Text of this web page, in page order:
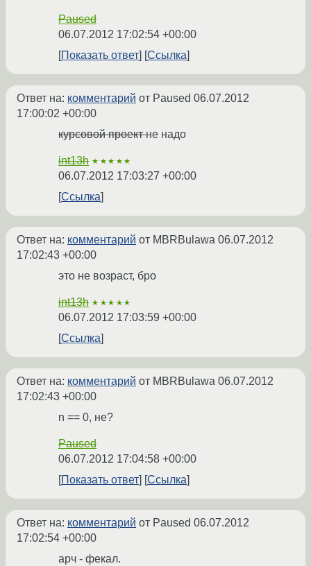
Paused
06.07.2012 17:02:54 +00:00
Показать ответ
Ссылка
Ответ на: комментарий от Paused 06.07.2012
17:00:02 +00:00
курсовой проектне надо
int13h ★★★★★
06.07.2012 17:03:27 +00:00
Ссылка
Ответ на: комментарий от MBRBulawa 06.07.2012
17:02:43 +00:00
это не возраст, бро
int13h ★★★★★
06.07.2012 17:03:59 +00:00
Ссылка
Ответ на: комментарий от MBRBulawa 06.07.2012
17:02:43 +00:00
n == 0, не?
Paused
06.07.2012 17:04:58 +00:00
Показать ответ
Ссылка
Ответ на: комментарий от Paused 06.07.2012
17:02:54 +00:00
арч - фекал.